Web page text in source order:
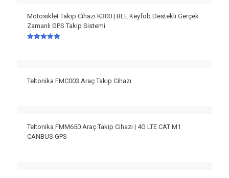
Motosiklet Takip Cihazı K300 | BLE Keyfob Destekli Gerçek
Zamanlı GPS Takip Sistemi
Teltonika FMC003 Araç Takip Cihazı
Teltonika FMM650 Araç Takip Cihazı | 4G LTE CAT M1
CANBUS GPS